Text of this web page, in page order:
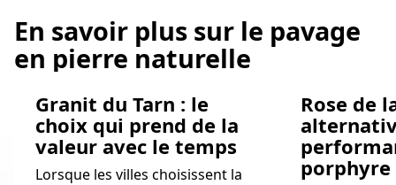
En savoir plus sur le pavage
en pierre naturelle
Granit du Tarn : le
choix qui prend de la
valeur avec le temps
Lorsque les villes choisissent la
Rose de
porphyre